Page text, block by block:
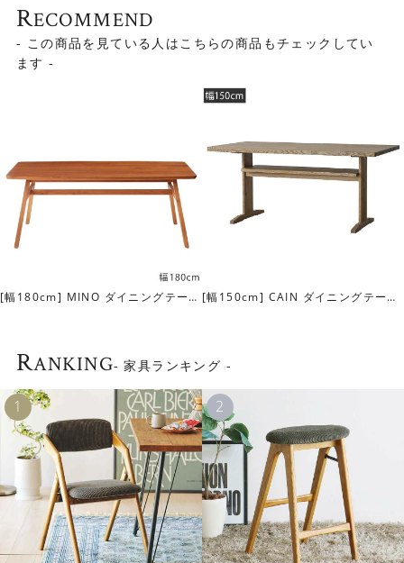
テーブルの高さは約68cmと、通常のダイニングテーブルよ
りも3～5cm低く設計されています。食事からくつろぎはも
RECOMMEND
- この商品を見ている人はこちらの商品もチェックしてい
ます -
[幅160cm] MINO ダイニングテーブ [幅160cm] FUDGE ダイニング
RANKING- 家具ランキング -